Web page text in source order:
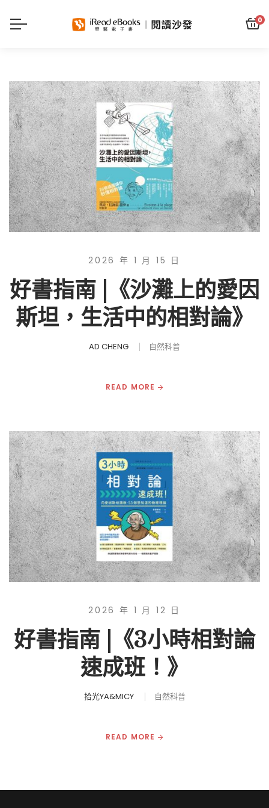
0
2026 年 1 月 15 日
好書指南 |《沙灘上的愛因
斯坦，生活中的相對論》
AD CHENG 自然科普
READ MORE
2026 年 1 月 12 日
好書指南 |《3小時相對論
速成班！》
拾光YA&MICY 自然科普
READ MORE